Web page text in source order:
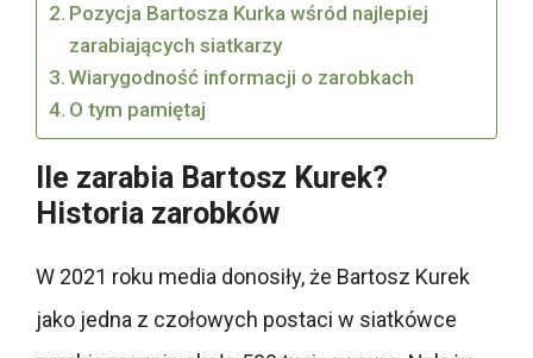
Pozycja Bartosza Kurka wśród najlepiej
zarabiających siatkarzy
Wiarygodność informacji o zarobkach
O tym pamiętaj
Ile zarabia Bartosz Kurek?
Historia zarobków
W 2021 roku media donosiły, że Bartosz Kurek
jako jedna z czołowych postaci w siatkówce